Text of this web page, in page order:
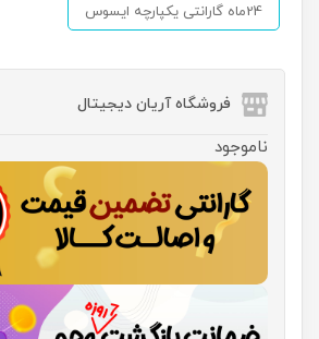
24ماه گارانتی یکپارچه ایسوس
فروشگاه آریان دیجیتال
ناموجود